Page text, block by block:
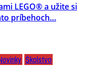
LEGO® a užite si
príbehoch…
Školstvo